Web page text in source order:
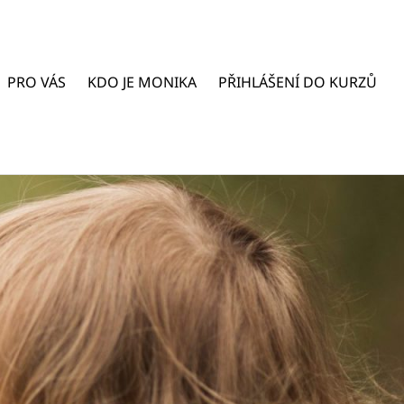
PRO VÁS KDO JE MONIKA PŘIHLÁŠENÍ DO KURZŮ